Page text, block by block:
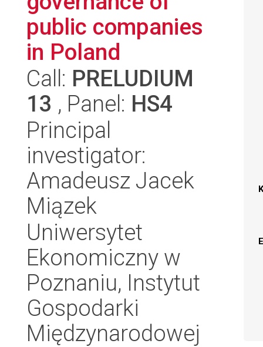
public companies
in Poland
Call: PRELUDIUM
13 , Panel: HS4
Principal
investigator:
Amadeusz Jacek
Miązek
Uniwersytet
Ekonomiczny w
Poznaniu, Instytut
Gospodarki
Międzynarodowej